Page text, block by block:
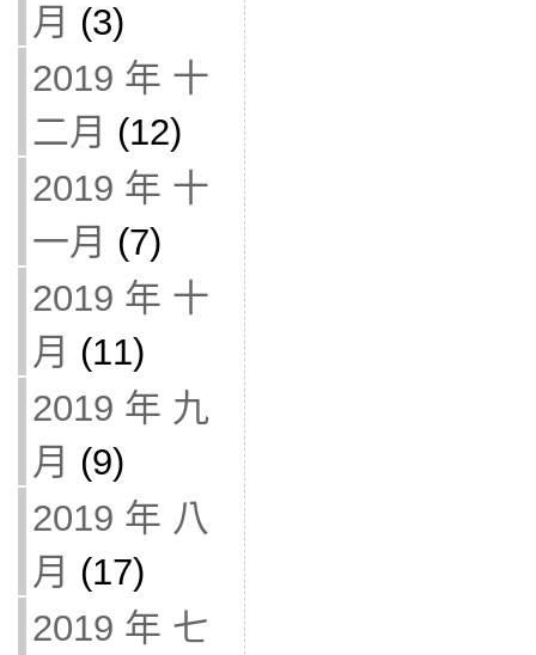
月 (3)
2019 年 十
二月 (12)
2019 年 十
一月 (7)
2019 年 十
月 (11)
2019 年 九
月 (9)
2019 年 八
月 (17)
2019 年 七